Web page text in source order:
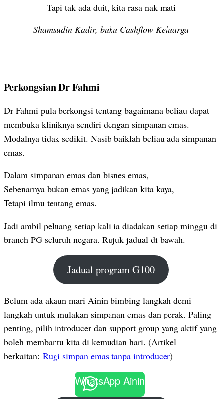
Tapi tak ada duit, kita rasa nak mati
Shamsudin Kadir, buku Cashflow Keluarga
Perkongsian Dr Fahmi
Dr Fahmi pula berkongsi tentang bagaimana beliau dapat
membuka kliniknya sendiri dengan simpanan emas.
Modalnya tidak sedikit. Nasib baiklah beliau ada simpanan
emas.
Dalam simpanan emas dan bisnes emas,
Sebenarnya bukan emas yang jadikan kita kaya,
Tetapi ilmu tentang emas.
Jadi ambil peluang setiap kali ia diadakan setiap minggu di
branch PG seluruh negara. Rujuk jadual di bawah.
Jadual program G100
Belum ada akaun mari Ainin bimbing langkah demi
langkah untuk mulakan simpanan emas dan perak. Paling
penting, pilih introducer dan support group yang aktif yang
boleh membantu kita di kemudian hari. (Artikel
berkaitan: Rugi simpan emas tanpa introducer)
WhatsApp Ainin